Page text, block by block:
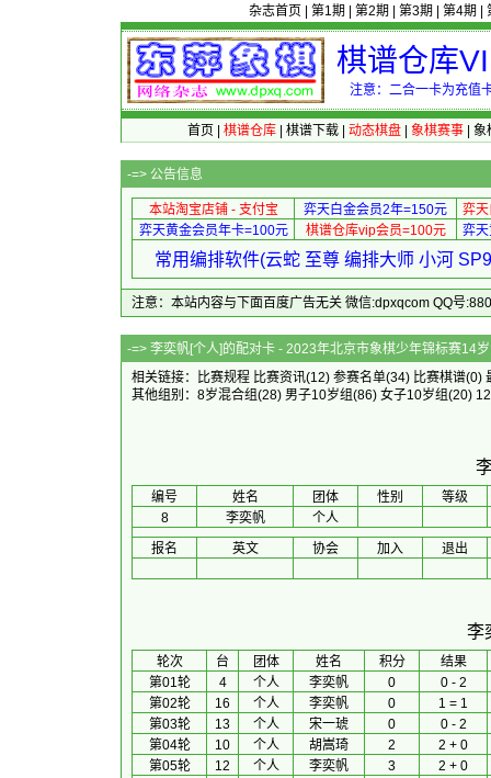
杂志首页 第1期 第2期 第3期 第4期
棋谱仓库
注意：二合一卡为充值
首页 棋谱仓库| 棋谱下载| 动态棋盘| 象棋赛事| 象
-=> 公告信息
本站淘宝店铺 - 支付宝 弈天白金会员2年=150元
弈
弈天黄金会员年卡=100元
棋谱仓库vip会员=100元 弈
常用编排软件(云蛇 至尊 编排大师 小河
注意：本站内容与下面百度广告无关 微信:dpxqcom QQ号
-=> 李奕帆[个人]的配对卡 - 2023年北
相关链接：
比赛规程 比赛资讯(12) 参赛名单(34) 比赛棋谱(0)
其他组别： 8岁混合组(28) 男子10岁组(86) 女子10岁组(20)
编号 姓名 团体 性别
等级
8
李奕帆
个人
报名
英文 协会 加入 退出
李
轮次 台 团体 姓名 积分
结果
第01轮
4 个人 李奕帆 0
0 - 2
第02轮
16 个人 李奕帆 0
1 = 1
第03轮
13 个人 宋一琥 0
0 - 2
第04轮
10 个人 胡嵩琦 2
2 + 0
第05轮
12 个人 李奕帆 3
2 + 0